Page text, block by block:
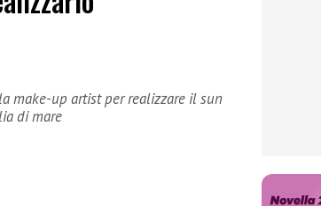
make-up artist per realizzare il sun
di mare